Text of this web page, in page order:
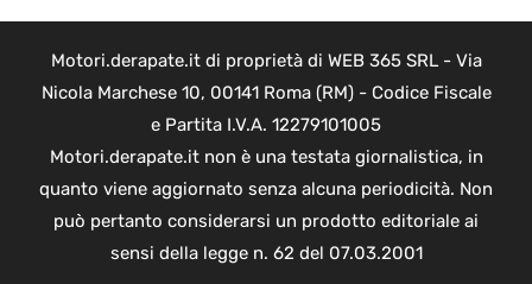
Motori.derapate.it di proprietà di WEB 365 SRL - Via
Nicola Marchese 10, 00141 Roma (RM) - Codice Fiscale
e Partita I.V.A. 12279101005
Motori.derapate.it non è una testata giornalistica, in
quanto viene aggiornato senza alcuna periodicità. Non
può pertanto considerarsi un prodotto editoriale ai
sensi della legge n. 62 del 07.03.2001